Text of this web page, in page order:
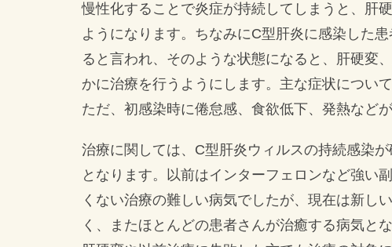
慢性化することで炎症が持続してしまうと、肝
ようになります。ちなみにC型肝炎に感染した
ると言われ、そのような状態になると、肝硬変
かに治療を行うようにします。主な症状につい
ただ、初感染時に倦怠感、食欲低下、発熱など
治療に関しては、C型肝炎ウィルスの持続感染
となります。以前はインターフェロンなど強い
くない治療の難しい病気でしたが、現在は新し
く、またほとんどの患者さんが治癒する病気とな